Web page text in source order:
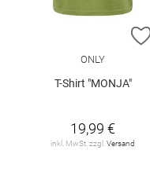
ONLY
T-Shirt "MONJA"
19,99 €
inkl. MwSt. zzgl. Versand